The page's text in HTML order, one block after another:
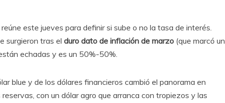
este jueves para definir si sube o no la tasa de interés.
surgieron tras el duro dato de inflación de marzo (que marcó un
echadas y es un 50%-50%.
blue y de los dólares financieros cambió el panorama en
con un dólar agro que arranca con tropiezos y las